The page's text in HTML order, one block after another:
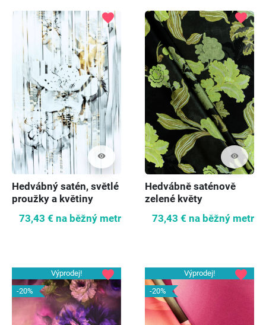
visibility
favorite
Hedvábný satén, světlé
proužky a květiny
73,43 € na běžný metr
visibility
favorite
Hedvábně saténově
zelené květy
73,43 € na běžný metr
Výprodej!
-20%
favorite
Výprodej!
-20%
favorite